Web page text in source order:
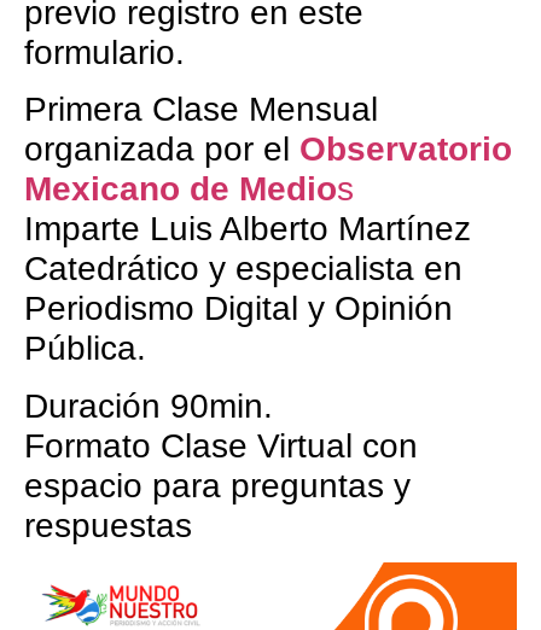
previo registro en este
formulario.
Primera Clase Mensual
organizada por el Observatorio
Mexicano de Medios
Imparte Luis Alberto Martínez
Catedrático y especialista en
Periodismo Digital y Opinión
Pública.
Duración 90min.
Formato Clase Virtual con
espacio para preguntas y
respuestas